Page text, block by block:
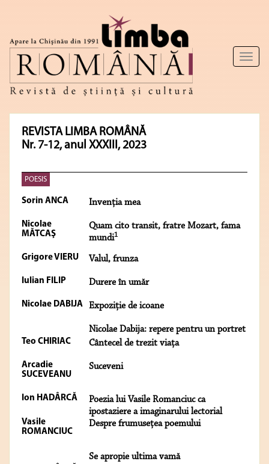
Toggle
REVISTA LIMBA ROMÂNĂ
Nr. 7-12, anul XXXIII, 2023
POESIS
Sorin ANCA Invenţia mea
Nicolae
MĂTCAŞ
Quam cito transit, fratre Mozart, fama
mundi1
Grigore VIERU Valul, frunza
Iulian FILIP Durere în umăr
Nicolae DABIJA Expoziţie de icoane
Nicolae Dabija: repere pentru un portret
Teo CHIRIAC Cântecel de trezit viaţa
Arcadie
SUCEVEANU
Suceveni
Ion HADÂRCĂ
Poezia lui Vasile Romanciuc ca
ipostaziere a imaginarului lectorial
Vasile
ROMANCIUC
Despre frumuseţea poemului
Se apropie ultima vamă